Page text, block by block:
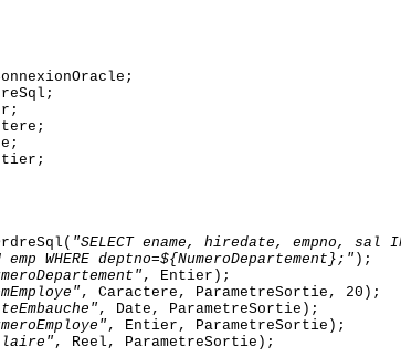
"SELECT ename, hiredate, empno, sal
WHERE deptno=${NumeroDepartement};" );
, Entier);
, Caractere, ParametreSortie, 20);
, Date, ParametreSortie);
, Entier, ParametreSortie);
, Reel, ParametreSortie);